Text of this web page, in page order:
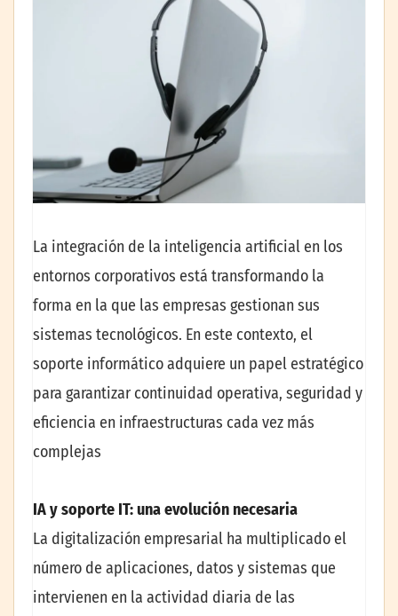
La integración de la inteligencia artificial en los
entornos corporativos está transformando la
forma en la que las empresas gestionan sus
sistemas tecnológicos. En este contexto, el
soporte informático adquiere un papel estratégico
para garantizar continuidad operativa, seguridad y
eficiencia en infraestructuras cada vez más
complejas
IA y soporte IT: una evolución necesaria
La digitalización empresarial ha multiplicado el
número de aplicaciones, datos y sistemas que
intervienen en la actividad diaria de las